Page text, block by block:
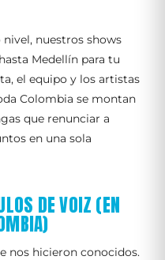
nuestros shows
Medellín para tu
el equipo y los artistas
Colombia se montan
que renunciar a
en una sola
DE VOIZ (EN
nos hicieron conocidos.